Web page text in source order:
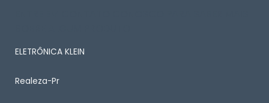
ELETRÔNICA KLEIN
Realeza-Pr